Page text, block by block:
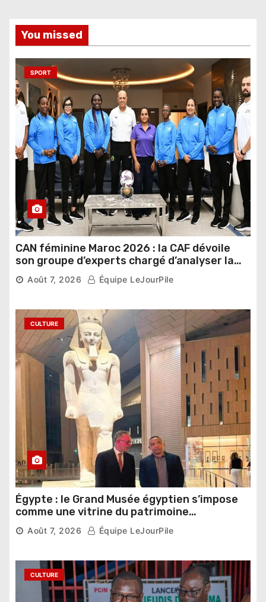
You missed
SPORT
CAN féminine Maroc 2026 : la CAF dévoile
son groupe d’experts chargé d’analyser la
compétition
Août 7, 2026 Équipe LeJourPile
CULTURE
Égypte : le Grand Musée égyptien s’impose
comme une vitrine du patrimoine
pharaonique auprès des dirigeants
étrangers
Août 7, 2026 Équipe LeJourPile
CULTURE